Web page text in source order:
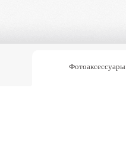
Фотоаксессуары